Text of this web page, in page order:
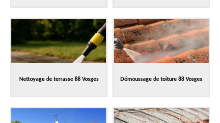
Nettoyage de terrasse 88 Vosges Démoussage de toiture 88 Vosges